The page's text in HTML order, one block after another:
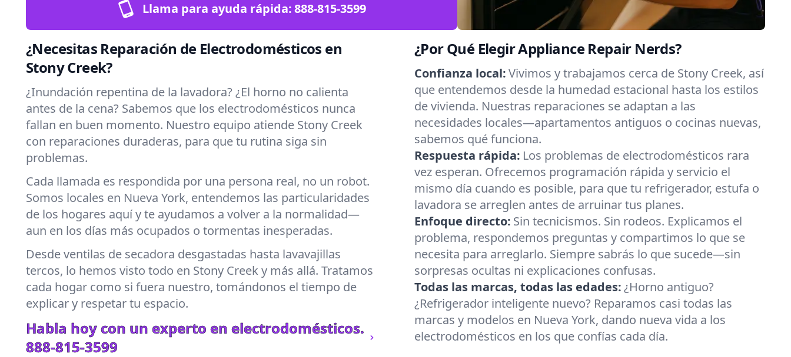
Llama para ayuda rápida:888-815-3599
¿Necesitas Reparación de Electrodomésticos en
Stony Creek?
¿Inundación repentina de la lavadora? ¿El horno no calienta
antes de la cena? Sabemos que los electrodomésticos nunca
fallan en buen momento. Nuestro equipo atiende Stony Creek
con reparaciones duraderas, para que tu rutina siga sin
problemas.
Cada llamada es respondida por una persona real, no un robot.
Somos locales en Nueva York, entendemos las particularidades
de los hogares aquí y te ayudamos a volver a la normalidad—
aun en los días más ocupados o tormentas inesperadas.
Desde ventilas de secadora desgastadas hasta lavavajillas
tercos, lo hemos visto todo en Stony Creek y más allá. Tratamos
cada hogar como si fuera nuestro, tomándonos el tiempo de
explicar y respetar tu espacio.
Habla hoy con un experto en electrodomésticos.
888-815-3599
¿Por Qué Elegir Appliance Repair Nerds?
Confianza local:Vivimos y trabajamos cerca de Stony Creek, así
que entendemos desde la humedad estacional hasta los estilos
de vivienda. Nuestras reparaciones se adaptan a las
necesidades locales—apartamentos antiguos o cocinas nuevas,
sabemos qué funciona.
Respuesta rápida: Los problemas de electrodomésticos rara
vez esperan. Ofrecemos programación rápida y servicio el
mismo día cuando es posible, para que tu refrigerador, estufa o
lavadora se arreglen antes de arruinar tus planes.
Enfoque directo: Sin tecnicismos. Sin rodeos. Explicamos el
problema, respondemos preguntas y compartimos lo que se
necesita para arreglarlo. Siempre sabrás lo que sucede—sin
sorpresas ocultas ni explicaciones confusas.
Todas las marcas, todas las edades:¿Horno antiguo?
¿Refrigerador inteligente nuevo? Reparamos casi todas las
marcas y modelos en Nueva York, dando nueva vida a los
electrodomésticos en los que confías cada día.